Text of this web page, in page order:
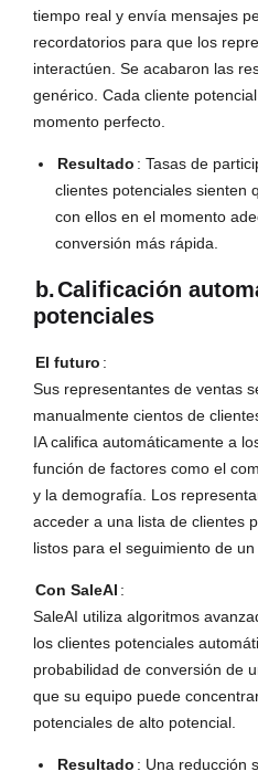
tiempo real y envía mensajes
recordatorios para que los
interactúen. Se acabaron las
genérico. Cada cliente
momento perfecto.
Resultado : Tasas de
clientes potenciales sienten
con ellos en el momento
conversión más rápida.
b.Calificación
potenciales
El futuro :
Sus representantes de ventas
manualmente cientos de
IA califica automáticamente a
función de factores como el
y la demografía. Los
acceder a una lista de clientes
listos para el seguimiento de un
Con SaleAI :
SaleAI utiliza algoritmos
los clientes potenciales
probabilidad de conversión de
que su equipo puede
potenciales de alto potencial.
Resultado : Una reducción